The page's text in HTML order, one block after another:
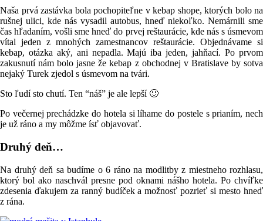
Naša prvá zastávka bola pochopiteľne v kebap shope, ktorých bolo na
rušnej ulici, kde nás vysadil autobus, hneď niekoľko. Nemárnili sme
čas hľadaním, vošli sme hneď do prvej reštaurácie, kde nás s úsmevom
vítal jeden z mnohých zamestnancov reštaurácie. Objednávame si
kebap, otázka aký, ani nepadla. Majú iba jeden, jahňací. Po prvom
zakusnutí nám bolo jasne že kebap z obchodnej v Bratislave by sotva
nejaký Turek zjedol s úsmevom na tvári.
Sto ľudí sto chutí. Ten “náš” je ale lepší 🙂
Po večernej prechádzke do hotela si líhame do postele s prianím, nech
je už ráno a my môžme ísť objavovať.
Druhý deň…
Na druhý deň sa budíme o 6 ráno na modlitby z miestneho rozhlasu,
ktorý bol ako naschvál presne pod oknami nášho hotela. Po chvíľke
zdesenia ďakujem za ranný budíček a možnosť pozrieť si mesto hneď
z rána.